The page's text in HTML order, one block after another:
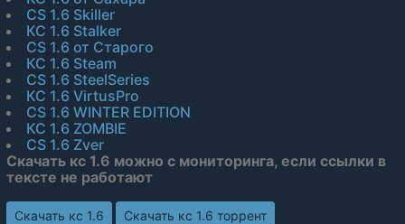
CS 1.6 Skiller
КС 1.6 Stalker
CS 1.6 от Старого
КС 1.6 Steam
CS 1.6 SteelSeries
КС 1.6 VirtusPro
CS 1.6 WINTER EDITION
КС 1.6 ZOMBIE
CS 1.6 Zver
Скачать кс 1.6 можно с мониторинга, если ссылки в
тексте не работают
Скачать кс 1.6
Скачать кс 1.6 торрент